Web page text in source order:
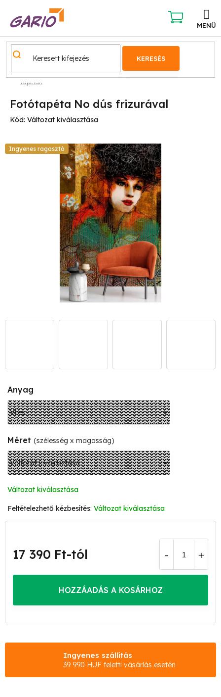
KERESÉS
KOSÁR
Tapéták
Fotótapéta No dús frizurával
Kód: Változat kiválasztása
Ingyenes ragasztó
Anyag
Méret (szélesség x magasság)
Változat kiválasztása
Változat kiválasztása
17 390 Ft-tól
HOZZÁADÁS A KOSÁRHOZ
Ingyenes szállítás
39 990 HUF feletti vásárlás esetén